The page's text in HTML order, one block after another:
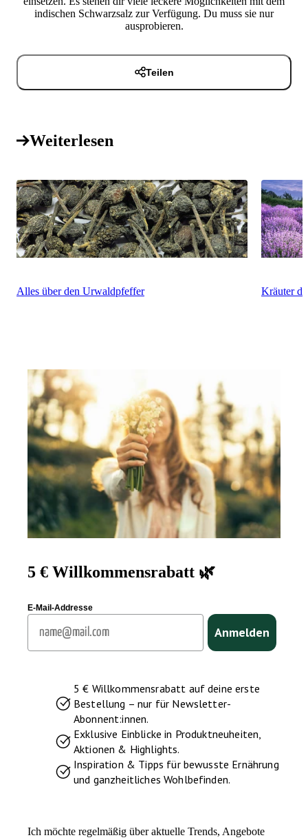
indischen Schwarzsalz zur Verfügung. Du muss sie nur
ausprobieren.
Teilen
Weiterlesen
Alles über den Urwaldpfeffer Kräuter
5 € Willkommensrabatt 🌿
E-Mail-Addresse
Email
Anmelden
5 € Willkommensrabatt auf deine erste
Bestellung – nur für Newsletter-
Abonnent:innen.
Exklusive Einblicke in Produktneuheiten,
Aktionen & Highlights.
Inspiration & Tipps für bewusste Ernährung
und ganzheitliches Wohlbefinden.
Ich möchte regelmäßig über aktuelle Trends, Angebote